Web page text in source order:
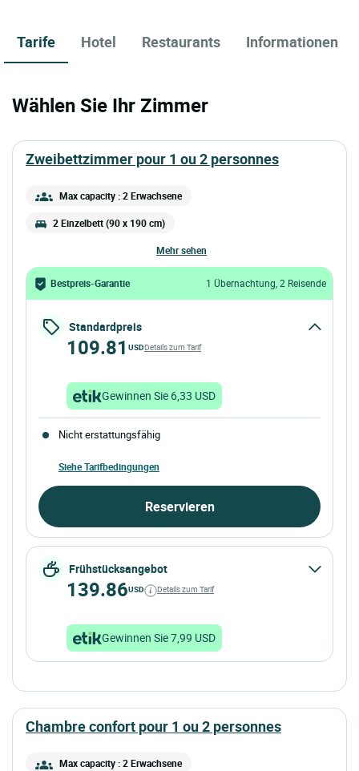
Tarife Hotel Restaurants Informationen
Wählen Sie Ihr Zimmer
zweibettzimmer pour 1 ou 2 personnes
Max capacity : 2 Erwachsene
2 Einzelbett (90 x 190 cm)
mehr sehen
Bestpreis-Garantie 1 Übernachtung, 2 Reisende
Standardpreis
109.81 USDDetails zum Tarif
Gewinnen Sie 6,33 USD
Nicht erstattungsfähig
Siehe Tarifbedingungen
Reservieren
Frühstücksangebot
139.86USD Details zum Tarif
Gewinnen Sie 7,99 USD
chambre confort pour 1 ou 2 personnes
Max capacity : 2 Erwachsene